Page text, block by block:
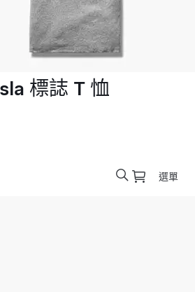
標誌 T 恤
選單